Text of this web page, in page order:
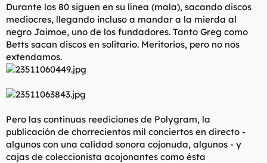
Durante los 80 siguen en su línea (mala), sacando discos
mediocres, llegando incluso a mandar a la mierda al
negro Jaimoe, uno de los fundadores. Tanto Greg como
Betts sacan discos en solitario. Meritorios, pero no nos
extendamos.
Pero las continuas reediciones de Polygram, la
publicación de chorrecientos mil conciertos en directo -
algunos con una calidad sonora cojonuda, algunos - y
cajas de coleccionista acojonantes como ésta